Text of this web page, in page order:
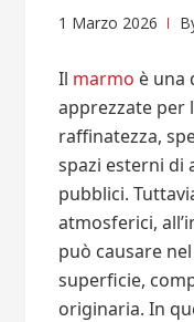
1 Marzo 2026
Il marmo è una
apprezzate per
raffinatezza,
spazi esterni di
pubblici.
atmosferici,
può causare
superficie,
originaria. In